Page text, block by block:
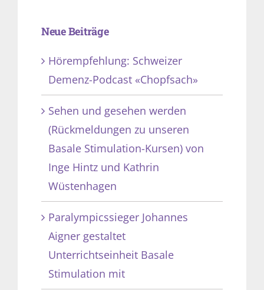
Neue Beiträge
Hörempfehlung: Schweizer
Demenz-Podcast «Chopfsach»
Sehen und gesehen werden
(Rückmeldungen zu unseren
Basale Stimulation-Kursen) von
Inge Hintz und Kathrin
Wüstenhagen
Paralympicssieger Johannes
Aigner gestaltet
Unterrichtseinheit Basale
Stimulation mit